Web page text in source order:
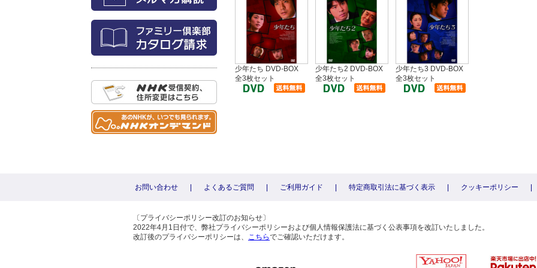
少年たち DVD-BOX
全3枚セット
少年たち2 DVD-BOX
全3枚セット
少年たち3 DVD-BOX
全3枚セット
お問い合わせ よくあるご質問 ご利用ガイド 特定商取引法に基づく表示 クッキーポリシー
〔プライバシーポリシー改訂のお知らせ〕
2022年4月1日付で、弊社プライバシーポリシーおよび個人情報保護法に基づく公表事項を改訂いたしました。
改訂後のプライバシーポリシーは、 こちらでご確認いただけます。